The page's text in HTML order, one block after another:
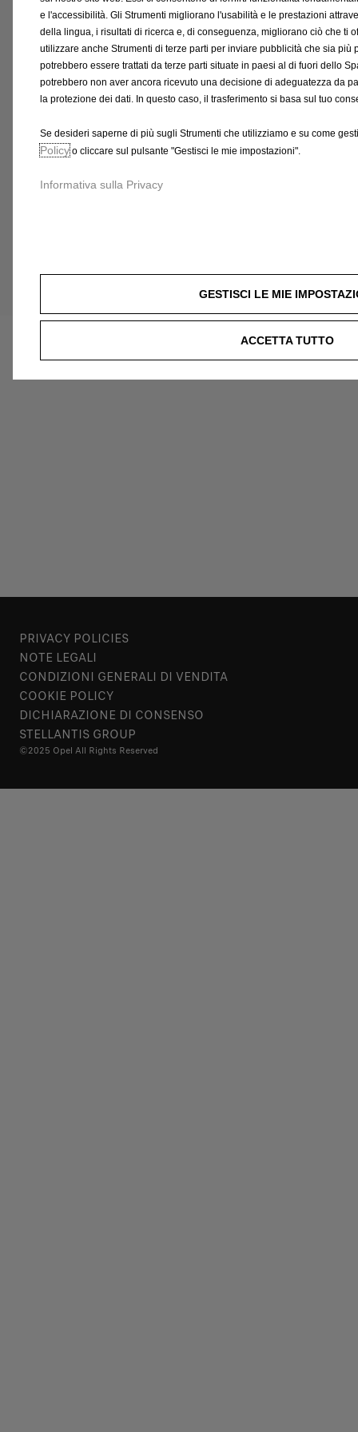
Codice 1638464080
Paratia Di Separazione Del
Carico Pieghevole
AGGIUNGI AL CARRELLO
Codice
Paratia
PRIVACY POLICIES
NOTE LEGALI
CONDIZIONI GENERALI DI VENDITA
COOKIE POLICY
DICHIARAZIONE DI CONSENSO
STELLANTIS GROUP
©2025 Opel All Rights Reserved
e l'accessibilità. Gli Strumenti migliorano l'usabilità e le prestazioni
della lingua, i risultati di ricerca e, di conseguenza, migliorano ciò che ti
utilizzare anche Strumenti di terze parti per inviare pubblicità che sia più
potrebbero essere trattati da terze parti situate in paesi al di fuori dello
potrebbero non aver ancora ricevuto una decisione di adeguatezza da
la protezione dei dati. In questo caso, il trasferimento si basa sul tuo
Se desideri saperne di più sugli Strumenti che utilizziamo e su come
Policyo cliccare sul pulsante "Gestisci le mie impostazioni".
Informativa sulla Privacy
GESTISCI LE MIE
ACCETTA TUTTO